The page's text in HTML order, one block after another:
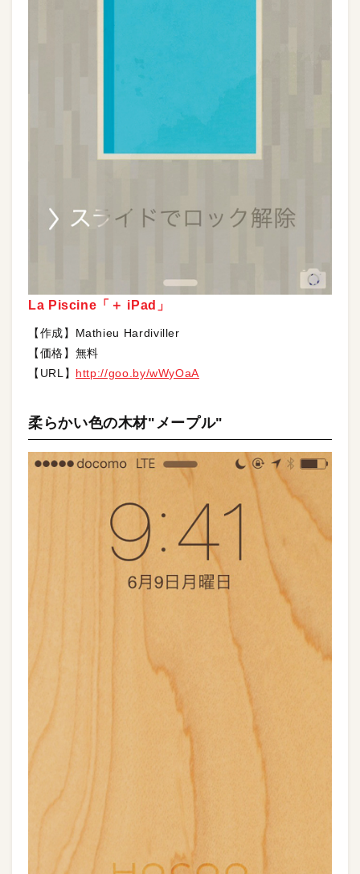
La Piscine「＋ iPad」
【作成】Mathieu Hardiviller
【価格】無料
【URL】 http://goo.by/wWyOaA
柔らかい色の木材"メープル"